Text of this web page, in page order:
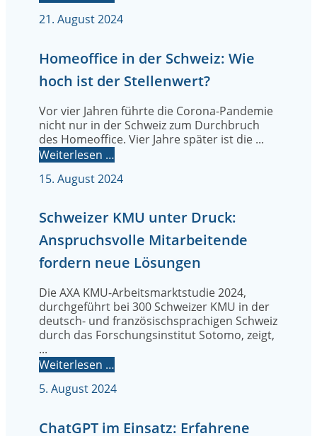
21. August 2024
Homeoffice in der Schweiz: Wie
hoch ist der Stellenwert?
Vor vier Jahren führte die Corona-Pandemie
nicht nur in der Schweiz zum Durchbruch
des Homeoffice. Vier Jahre später ist die ...
Weiterlesen …
15. August 2024
Schweizer KMU unter Druck:
Anspruchsvolle Mitarbeitende
fordern neue Lösungen
Die AXA KMU-Arbeitsmarktstudie 2024,
durchgeführt bei 300 Schweizer KMU in der
deutsch- und französischsprachigen Schweiz
durch das Forschungsinstitut Sotomo, zeigt,
...
Weiterlesen …
5. August 2024
ChatGPT im Einsatz: Erfahrene